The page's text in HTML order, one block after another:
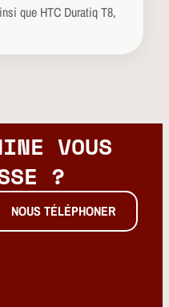
que HTC Duratiq T8,
VOUS
?
NOUS TÉLÉPHONER